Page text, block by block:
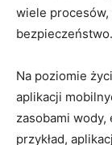
wiele procesów,
bezpieczeństwo.
Na poziomie
aplikacji
zasobami
przykład,